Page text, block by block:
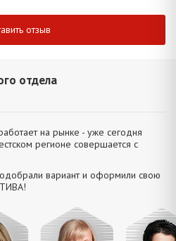
отзыв
отдела
на рынке - уже сегодня
регионе совершается с
вариант и оформили свою